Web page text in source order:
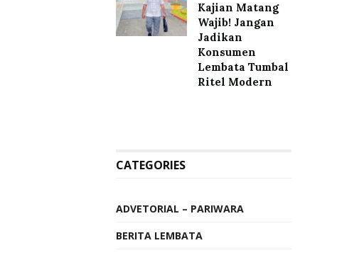
Kajian Matang
Wajib! Jangan
Jadikan
Konsumen
Lembata Tumbal
Ritel Modern
CATEGORIES
ADVETORIAL – PARIWARA
BERITA LEMBATA